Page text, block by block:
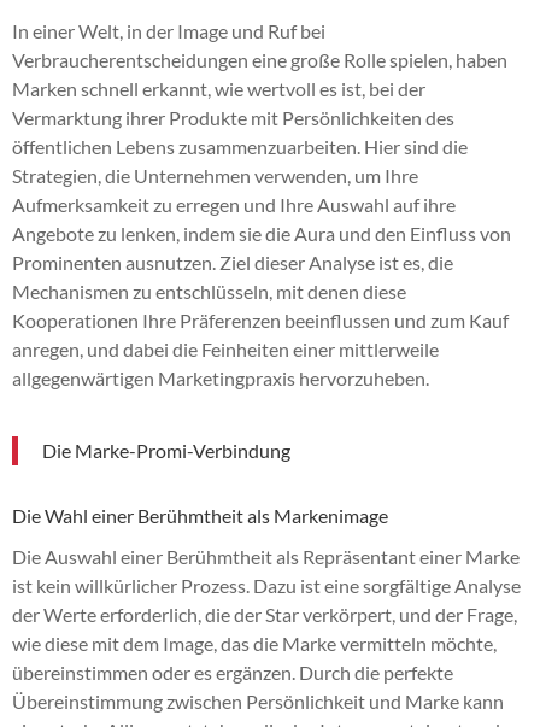
In einer Welt, in der Image und Ruf bei
Verbraucherentscheidungen eine große Rolle spielen, haben
Marken schnell erkannt, wie wertvoll es ist, bei der
Vermarktung ihrer Produkte mit Persönlichkeiten des
öffentlichen Lebens zusammenzuarbeiten. Hier sind die
Strategien, die Unternehmen verwenden, um Ihre
Aufmerksamkeit zu erregen und Ihre Auswahl auf ihre
Angebote zu lenken, indem sie die Aura und den Einfluss von
Prominenten ausnutzen. Ziel dieser Analyse ist es, die
Mechanismen zu entschlüsseln, mit denen diese
Kooperationen Ihre Präferenzen beeinflussen und zum Kauf
anregen, und dabei die Feinheiten einer mittlerweile
allgegenwärtigen Marketingpraxis hervorzuheben.
Die Marke-Promi-Verbindung
Die Wahl einer Berühmtheit als Markenimage
Die Auswahl einer Berühmtheit als Repräsentant einer Marke
ist kein willkürlicher Prozess. Dazu ist eine sorgfältige Analyse
der Werte erforderlich, die der Star verkörpert, und der Frage,
wie diese mit dem Image, das die Marke vermitteln möchte,
übereinstimmen oder es ergänzen. Durch die perfekte
Übereinstimmung zwischen Persönlichkeit und Marke kann